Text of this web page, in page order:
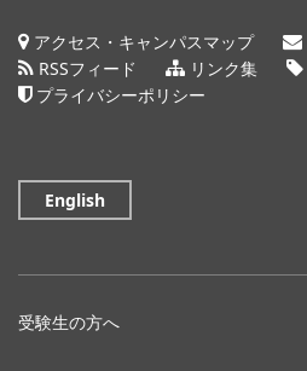
アクセス・キャンパスマップ
RSSフィード
リンク集
プライバシーポリシー
English
受験生の方へ